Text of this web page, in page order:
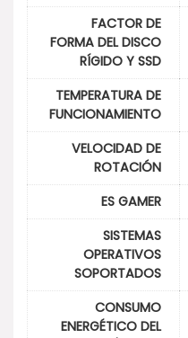
FACTOR DE
FORMA DEL DISCO
RÍGIDO Y SSD
TEMPERATURA DE
FUNCIONAMIENTO
VELOCIDAD DE
ROTACIÓN
ES GAMER
SISTEMAS
OPERATIVOS
SOPORTADOS
CONSUMO
ENERGÉTICO DEL